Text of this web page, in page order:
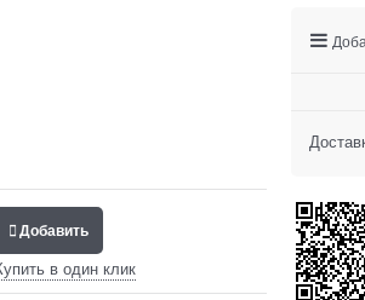
Добавить
в один клик